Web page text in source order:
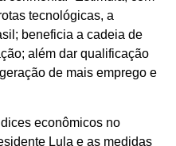
tecnológicas, a
beneficia a cadeia de
além dar qualificação
de mais emprego e
econômicos no
Lula e as medidas